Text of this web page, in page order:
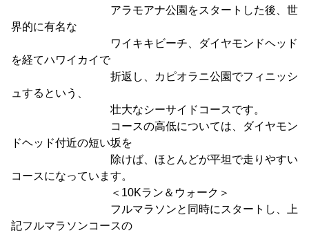
アラモアナ公園をスタートした後、世
界的に有名な
ワイキキビーチ、ダイヤモンドヘッド
を経てハワイカイで
折返し、カピオラニ公園でフィニッシ
ュするという、
壮大なシーサイドコースです。
コースの高低については、ダイヤモン
ドヘッド付近の短い坂を
除けば、ほとんどが平坦で走りやすい
コースになっています。
＜10Kラン＆ウォーク＞
フルマラソンと同時にスタートし、上
記フルマラソンコースの